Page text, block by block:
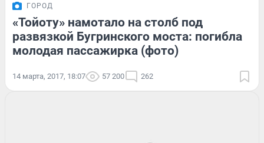
ГОРОД
«Тойоту» намотало на столб под
развязкой Бугринского моста: погибла
молодая пассажирка (фото)
14 марта, 2017, 18:07 57 200 262